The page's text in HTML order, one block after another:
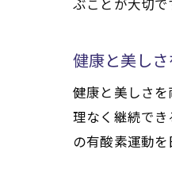
健康と美し
健康と美しさ
理なく継続で
の有酸素運動